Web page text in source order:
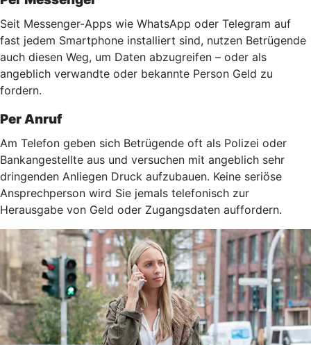
Seit Messenger-Apps wie WhatsApp oder Telegram auf
fast jedem Smartphone installiert sind, nutzen Betrügende
auch diesen Weg, um Daten abzugreifen – oder als
angeblich verwandte oder bekannte Person Geld zu
fordern.
Per Anruf
Am Telefon geben sich Betrügende oft als Polizei oder
Bankangestellte aus und versuchen mit angeblich sehr
dringenden Anliegen Druck aufzubauen. Keine seriöse
Ansprechperson wird Sie jemals telefonisch zur
Herausgabe von Geld oder Zugangsdaten auffordern.